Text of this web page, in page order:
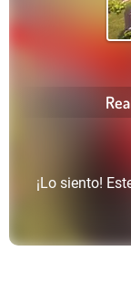
¡Lo siento!